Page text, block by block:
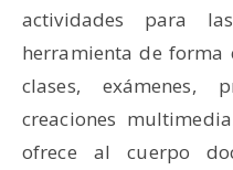
actividades para
herramienta de forma
clases, exámenes,
creaciones
ofrece al cuerpo